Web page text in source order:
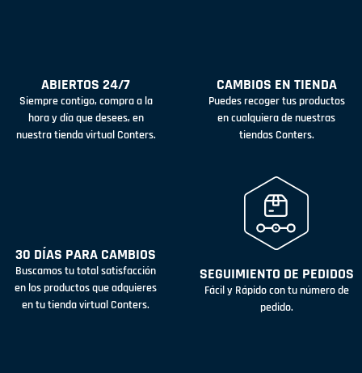
ABIERTOS 24/7
Siempre contigo, compra a la
hora y día que desees, en
nuestra tienda virtual Conters.
CAMBIOS EN TIENDA
Puedes recoger tus productos
en cualquiera de nuestras
tiendas Conters.
30 DÍAS PARA CAMBIOS
Buscamos tu total satisfacción
en los productos que adquieres
en tu tienda virtual Conters.
SEGUIMIENTO DE PEDIDOS
Fácil y Rápido con tu número de
pedido.